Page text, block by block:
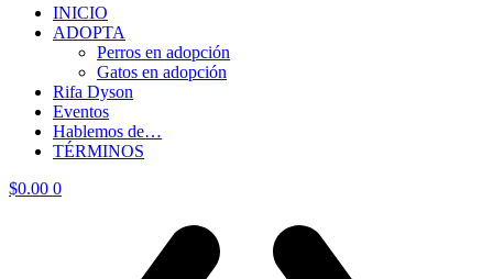
INICIO
ADOPTA
Perros en adopción
Gatos en adopción
Rifa Dyson
Eventos
Hablemos de…
TÉRMINOS
$0.00 0